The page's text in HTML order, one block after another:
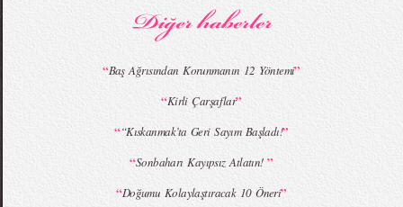
MBFWI - Giray Sepin 2015 Yaz Koleksiyonu MBFWI - Burçe Bekrek 2015 Yaz Koleksiyonu
“Baş Ağrısından Korunmanın 12 Yöntemi”
“Kirli Çarşaflar”
““Kıskanmak’ta Geri Sayım Başladı!”
“Sonbaharı Kayıpsız Atlatın!”
“Doğumu Kolaylaştıracak 10 Öneri”